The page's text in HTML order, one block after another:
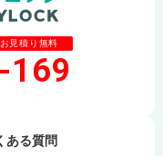
見積り無料
169
ある質問